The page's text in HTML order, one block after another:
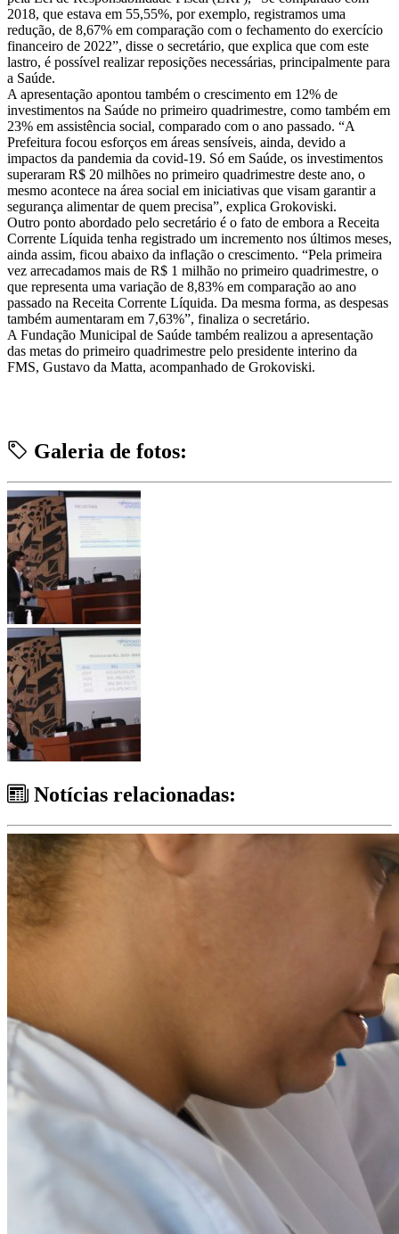
2018, que estava em 55,55%, por exemplo, registramos uma
redução, de 8,67% em comparação com o fechamento do exercício
financeiro de 2022”, disse o secretário, que explica que com este
lastro, é possível realizar reposições necessárias, principalmente para
a Saúde.
A apresentação apontou também o crescimento em 12% de
investimentos na Saúde no primeiro quadrimestre, como também em
23% em assistência social, comparado com o ano passado. “A
Prefeitura focou esforços em áreas sensíveis, ainda, devido a
impactos da pandemia da covid-19. Só em Saúde, os investimentos
superaram R$ 20 milhões no primeiro quadrimestre deste ano, o
mesmo acontece na área social em iniciativas que visam garantir a
segurança alimentar de quem precisa”, explica Grokoviski.
Outro ponto abordado pelo secretário é o fato de embora a Receita
Corrente Líquida tenha registrado um incremento nos últimos meses,
ainda assim, ficou abaixo da inflação o crescimento. “Pela primeira
vez arrecadamos mais de R$ 1 milhão no primeiro quadrimestre, o
que representa uma variação de 8,83% em comparação ao ano
passado na Receita Corrente Líquida. Da mesma forma, as despesas
também aumentaram em 7,63%”, finaliza o secretário.
A Fundação Municipal de Saúde também realizou a apresentação
das metas do primeiro quadrimestre pelo presidente interino da
FMS, Gustavo da Matta, acompanhado de Grokoviski.
Galeria de fotos:
Notícias relacionadas: